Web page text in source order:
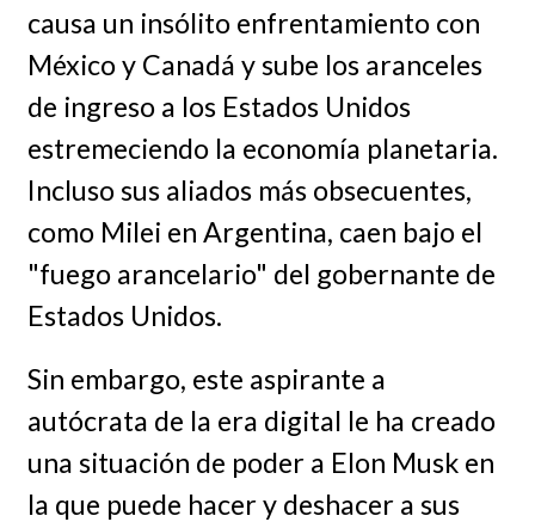
causa un insólito enfrentamiento con
México y Canadá y sube los aranceles
de ingreso a los Estados Unidos
estremeciendo la economía planetaria.
Incluso sus aliados más obsecuentes,
como Milei en Argentina, caen bajo el
"fuego arancelario" del gobernante de
Estados Unidos.
Sin embargo, este aspirante a
autócrata de la era digital le ha creado
una situación de poder a Elon Musk en
la que puede hacer y deshacer a sus